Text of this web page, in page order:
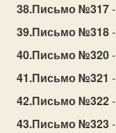
Письмо №317
Письмо №318
Письмо №320
Письмо №321
Письмо №322
Письмо №323